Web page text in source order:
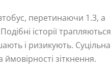
перетинаючи 1.3, а
історії трапляються
і ризикують. Суцільна
зіткнення.